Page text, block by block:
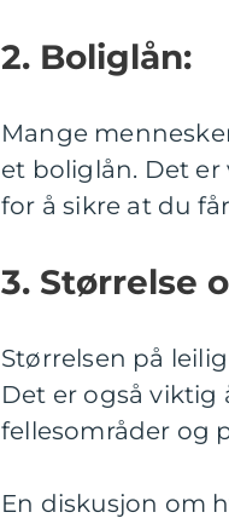
2. Boliglån:
Mange
et boliglån. Det
for å sikre at du
3. Størrelse
Størrelsen på
Det er også
fellesområder og
En diskusjon om